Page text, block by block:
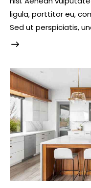
ligula, porttitor eu,
Sed ut perspiciatis,